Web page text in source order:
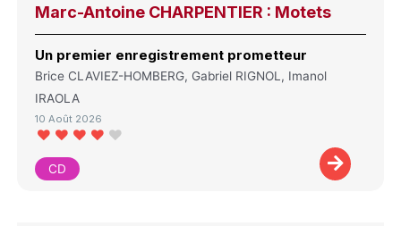
Marc-Antoine CHARPENTIER : Motets
Un premier enregistrement prometteur
Brice CLAVIEZ-HOMBERG, Gabriel RIGNOL, Imanol
IRAOLA
10 Août 2026
CD